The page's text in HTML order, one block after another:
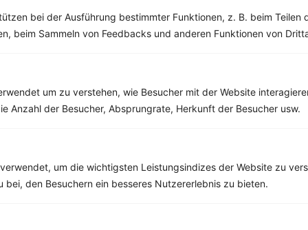
bei der Ausführung bestimmter Funktionen, z. B. beim Teilen
beim Sammeln von Feedbacks und anderen Funktionen von
um zu verstehen, wie Besucher mit der Website
Anzahl der Besucher, Absprungrate, Herkunft der Besucher usw.
um die wichtigsten Leistungsindizes der Website zu
bei, den Besuchern ein besseres Nutzererlebnis zu bieten.
Eiweiß:7 g
Kohlehydrate:45 g
Rezepte mit 600 bis 700 kcal